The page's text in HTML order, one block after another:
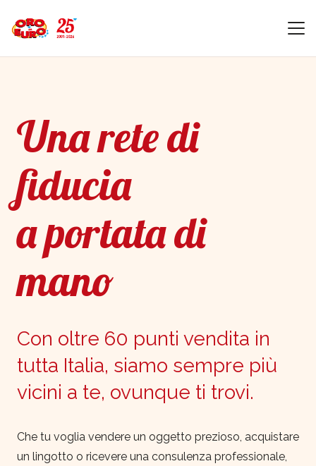
Una rete di
fiducia
a portata di
mano
Con oltre 60 punti vendita in
tutta Italia, siamo sempre più
vicini a te, ovunque ti trovi.
Che tu voglia vendere un oggetto prezioso, acquistare
un lingotto o ricevere una consulenza professionale,